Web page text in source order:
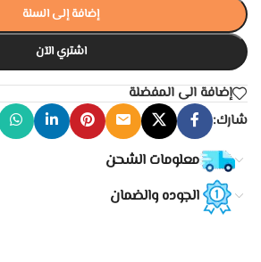
إضافة إلى السلة
اشتري الآن
إضافة الى المفضلة
شارك:
معلومات الشحن
الجوده والضمان